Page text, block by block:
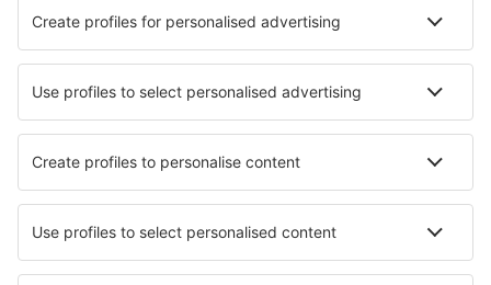
Hoteluri în Shijiazhuang Hoteluri în Zhengzhou
Hoteluri în Baoding Hoteluri în Nanjing
Cele mai bune hoteluri - orașe
Hoteluri în Soulatgé Hoteluri Hishult
Hoteluri în Ubersee Hoteluri în Zaporizhia